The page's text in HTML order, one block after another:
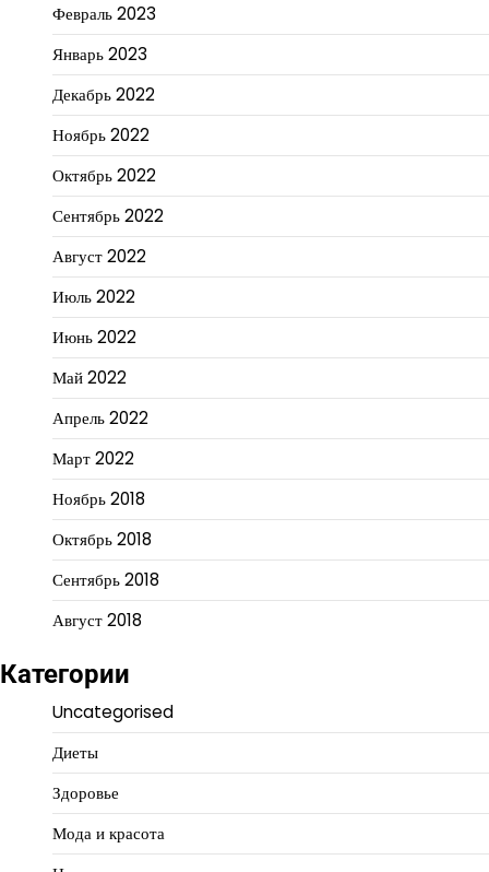
Февраль 2023
Январь 2023
Декабрь 2022
Ноябрь 2022
Октябрь 2022
Сентябрь 2022
Август 2022
Июль 2022
Июнь 2022
Май 2022
Апрель 2022
Март 2022
Ноябрь 2018
Октябрь 2018
Сентябрь 2018
Август 2018
Категории
Uncategorised
Диеты
Здоровье
Мода и красота